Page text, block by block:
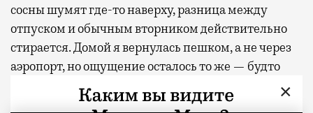
сосны шумят где-то наверху, разница между
отпуском и обычным вторником действительно
стирается. Домой я вернулась пешком, а не через
аэропорт, но ощущение осталось то же — будто
только что откуда-то издалека приехала
отдохнувшей.
×